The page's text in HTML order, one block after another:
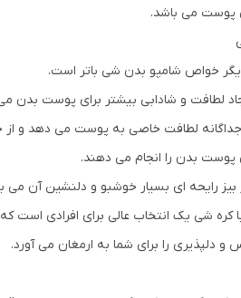
لطافت و شادابی بیشتر برای پوست بدن
جداگانه لطافت خاصی به پوست می دهد و
پوست بدن را انجام می دهند.
رایحه ای بسیار خوشبو و دلنشین آن می
کره شی یک انتخاب عالی برای افرادی
دلپذیری را برای شما به ارمغان می آورد.